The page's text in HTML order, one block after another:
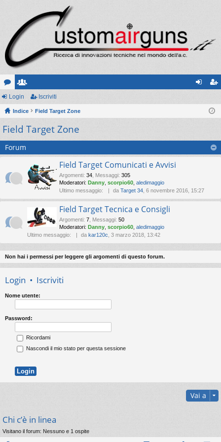
or
u
m
sc
ritt
i
riv
Login Iscriviti
Indice Field Target Zone
Field Target Zone
Forum
Field Target Comunicati e Avvisi
Argomenti: 34 Messaggi: 305
Moderatori: Danny scorpio60 aledimaggio
Ultimo messaggio:
da Target 34 , 6 novembre 2016, 15:27
Field Target Tecnica e Consigli
Argomenti: 7 Messaggi: 50
Moderatori: Danny scorpio60 aledimaggio
Ultimo messaggio:
da kar120c , 3 marzo 2018, 13:42
Non hai i permessi per leggere gli argomenti di questo forum.
Login • Iscriviti
Nome utente:
Password:
Ricordami
Nascondi il mio stato per questa sessione
Vai a
Chi c’è in linea
Visitano il forum: Nessuno e 1 ospite